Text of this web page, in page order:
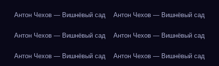
Антон Чехов — Вишнёвый сад Антон Чехов — Вишнёвый сад
Антон Чехов — Вишнёвый сад Антон Чехов — Вишнёвый сад
Антон Чехов — Вишнёвый сад Антон Чехов — Вишнёвый сад